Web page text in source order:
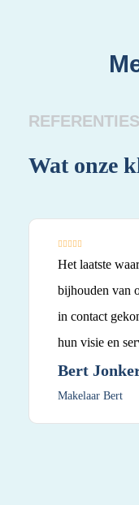
REFERENTIES
Wat onze
Het laatste
bijhouden van
in contact
hun visie en
Bert
Makelaar Bert